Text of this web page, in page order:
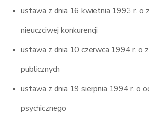
ustawa z dnia 16 kwietnia 1993 r. o
nieuczciwej konkurencji
ustawa z dnia 10 czerwca 1994 r. o
publicznych
ustawa z dnia 19 sierpnia 1994 r. o
psychicznego